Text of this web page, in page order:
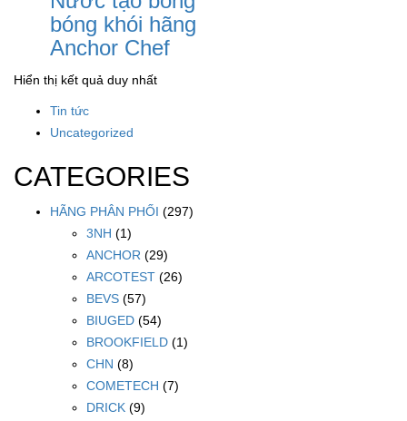
bóng khói hãng
Anchor Chef
Hiển thị kết quả duy nhất
Tin tức
Uncategorized
CATEGORIES
HÃNG PHÂN PHỐI (297)
3NH (1)
ANCHOR (29)
ARCOTEST (26)
BEVS (57)
BIUGED (54)
BROOKFIELD (1)
CHN (8)
COMETECH (7)
DRICK (9)